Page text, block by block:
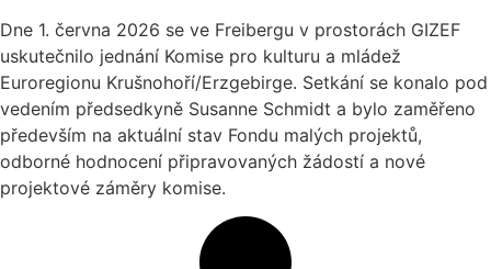
Dne 1. června 2026 se ve Freibergu v prostorách GIZEF
uskutečnilo jednání Komise pro kulturu a mládež
Euroregionu Krušnohoří/Erzgebirge. Setkání se konalo pod
vedením předsedkyně Susanne Schmidt a bylo zaměřeno
především na aktuální stav Fondu malých projektů,
odborné hodnocení připravovaných žádostí a nové
projektové záměry komise.